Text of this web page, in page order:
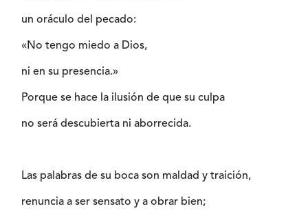
un oráculo del pecado:
«No tengo miedo a Dios,
ni en su presencia.»
Porque se hace la ilusión de que su culpa
no será descubierta ni aborrecida.
Las palabras de su boca son maldad y traición,
renuncia a ser sensato y a obrar bien;